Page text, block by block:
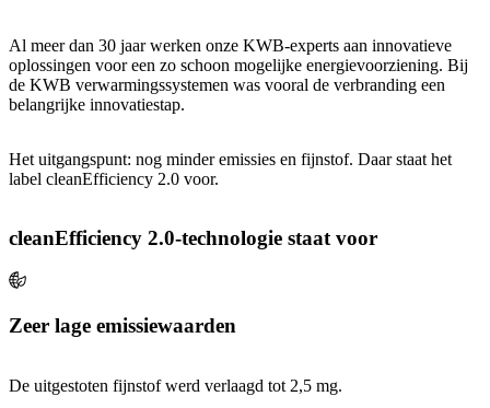
Al meer dan 30 jaar werken onze KWB-experts aan innovatieve
oplossingen voor een zo schoon mogelijke energievoorziening. Bij
de KWB verwarmingssystemen was vooral de verbranding een
belangrijke innovatiestap.
Het uitgangspunt: nog minder emissies en fijnstof. Daar staat het
label cleanEfficiency 2.0 voor.
cleanEfficiency 2.0-technologie staat voor
Zeer lage emissiewaarden
De uitgestoten fijnstof werd verlaagd tot 2,5 mg.